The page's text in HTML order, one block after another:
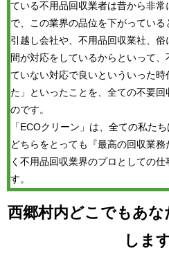
ている不用品回収業者は昔から非
で、この業界の品位を下がっている
引越し会社や、不用品回収業社、
間が対応をしているからといって
ていない対応で良いといういった
た」といったことを、全ての不要
のです。
「ECOクリーン」は、全ての私た
どちらをとっても『最高の回収業
く不用品回収業界のプロとしての
す。
西郷村内どこでもあな
します